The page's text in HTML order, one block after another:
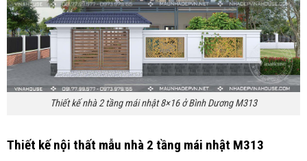
Thiết kế nhà 2 tầng mái nhật 8×16 ở Bình Dương M313
Thiết kế nội thất mẫu nhà 2 tầng mái nhật M313